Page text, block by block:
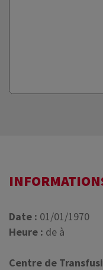
Date : 01/01/1970
Heure : de à
Centre de